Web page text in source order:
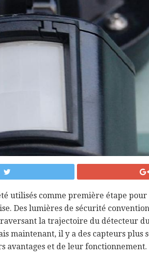
utilisés comme première étape pour
Des lumières de sécurité
la trajectoire du détecteur
maintenant, il y a des capteurs plus
avantages et de leur fonctionnement.